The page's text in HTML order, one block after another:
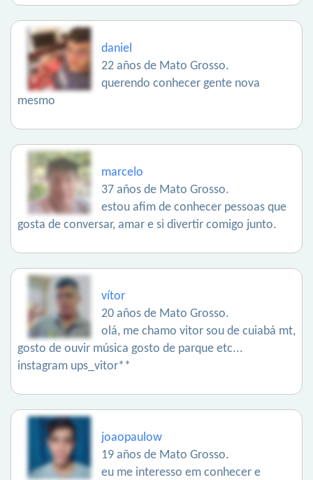
daniel
22 años de Mato Grosso.
querendo conhecer gente nova
mesmo
marcelo
37 años de Mato Grosso.
estou afim de conhecer pessoas que
gosta de conversar, amar e si divertir comigo junto.
vítor
20 años de Mato Grosso.
olá, me chamo vitor sou de cuiabá mt,
gosto de ouvir música gosto de parque etc...
instagram ups_vitor**
joaopaulow
19 años de Mato Grosso.
eu me interesso em conhecer e